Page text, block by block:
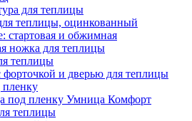
для теплицы
теплицы, оцинкованный
стартовая и обжимная
ножка для теплицы
теплицы
форточкой и дверью для теплицы
под пленку Умница Комфорт
теплицы